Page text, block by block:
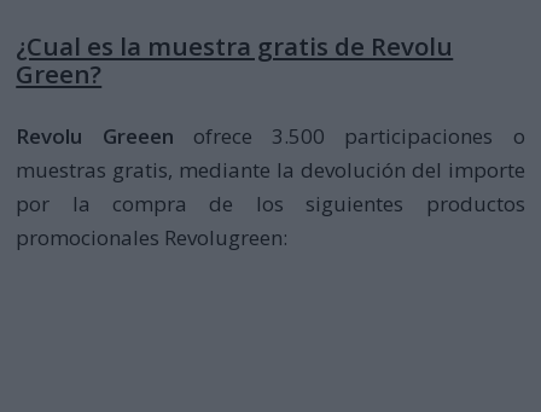
¿Cual es la muestra gratis de Revolu
Green?
Revolu Greeen ofrece 3.500 participaciones o
muestras gratis, mediante la devolución del importe
por la compra de los siguientes productos
promocionales Revolugreen: